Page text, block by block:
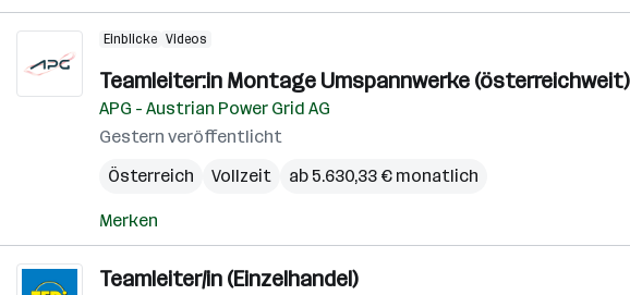
Einblicke Videos
Teamleiter:in Montage Umspannwerke (österreichweit)
APG - Austrian Power Grid AG
Gestern veröffentlicht
Österreich
Vollzeit ab 5.630,33 € monatlich
Merken
Teamleiter/in (Einzelhandel)